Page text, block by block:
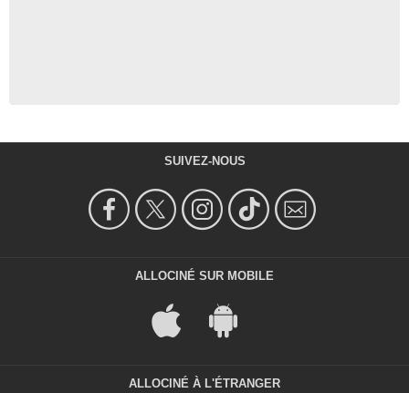
SUIVEZ-NOUS
ALLOCINÉ SUR MOBILE
ALLOCINÉ À L'ÉTRANGER